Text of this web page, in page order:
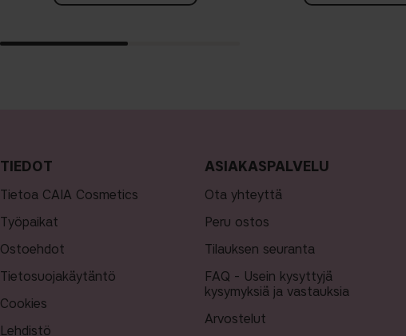
TIEDOT
Tietoa CAIA Cosmetics
Työpaikat
Ostoehdot
Tietosuojakäytäntö
Cookies
Lehdistö
ASIAKASPALVELU
Ota yhteyttä
Peru ostos
Tilauksen seuranta
FAQ - Usein kysyttyjä
kysymyksiä ja vastauksia
Arvostelut